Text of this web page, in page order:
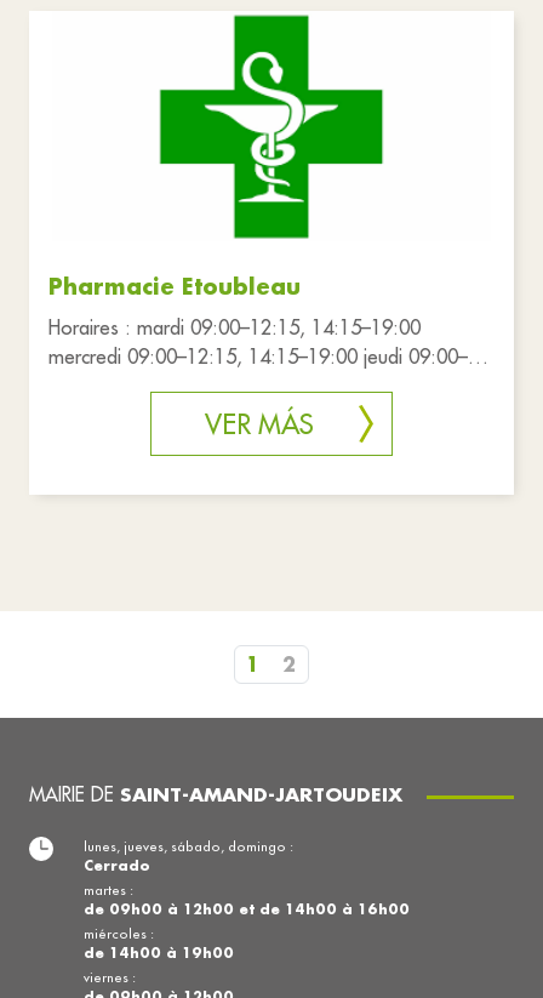
Pharmacie Etoubleau
Horaires : mardi 09:00–12:15, 14:15–19:00
mercredi 09:00–12:15, 14:15–19:00 jeudi 09:00–
VER MÁS
1 2
MAIRIE DE SAINT-AMAND-JARTOUDEIX
lunes, jueves, sábado, domingo :
Cerrado
martes :
de 09h00 à 12h00 et de 14h00 à 16h00
miércoles :
de 14h00 à 19h00
viernes :